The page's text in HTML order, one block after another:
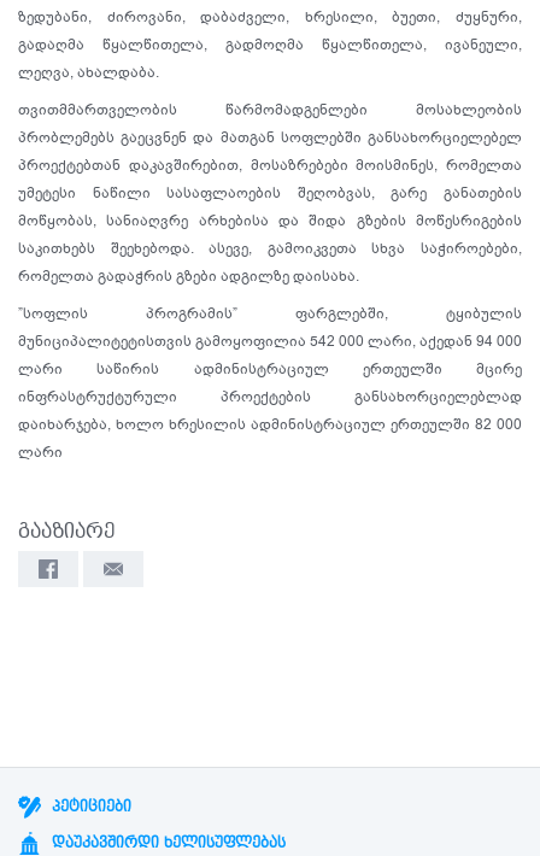
ზედუბანი, ძიროვანი, დაბაძველი, ხრესილი, ბუეთი, ძუყნური,
გადაღმა წყალწითელა, გადმოღმა წყალწითელა, ივანეული,
ლეღვა, ახალდაბა.
თვითმმართველობის წარმომადგენლები მოსახლეობის
პრობლემებს გაეცვნენ და მათგან სოფლებში განსახორციელებელ
პროექტებთან დაკავშირებით, მოსაზრებები მოისმინეს, რომელთა
უმეტესი ნაწილი სასაფლაოების შეღობვას, გარე განათების
მოწყობას, სანიაღვრე არხებისა და შიდა გზების მოწესრიგების
საკითხებს შეეხებოდა. ასევე, გამოიკვეთა სხვა საჭიროებები,
რომელთა გადაჭრის გზები ადგილზე დაისახა.
”სოფლის პროგრამის” ფარგლებში, ტყიბულის
მუნიციპალიტეტისთვის გამოყოფილია 542 000 ლარი, აქედან 94 000
ლარი საწირის ადმინისტრაციულ ერთეულში მცირე
ინფრასტრუქტურული პროექტების განსახორციელებლად
დაიხარჯება, ხოლო ხრესილის ადმინისტრაციულ ერთეულში 82 000
ლარი
გააზიარე
ᲞᲔᲢᲘᲪᲘᲔᲑᲘ
ᲓᲐᲣᲙᲐᲕᲨᲘᲠᲓᲘ ᲮᲔᲚᲘᲡᲣᲤᲚᲔᲑᲐᲡ